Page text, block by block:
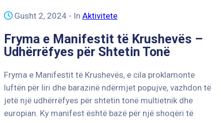
Gusht 2, 2024 - In Aktivitete
Fryma e Manifestit të Krushevës –
Udhërrëfyes për Shtetin Tonë
Fryma e Manifestit të Krushevës, e cila proklamonte
luftën për liri dhe barazinë ndërmjet popujve, vazhdon të
jetë një udhërrëfyes për shtetin tonë multietnik dhe
europian. Ky manifest është bazë për një shoqëri të